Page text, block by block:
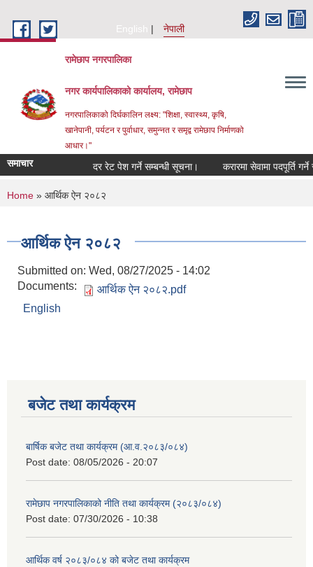
English
नेपाली
रामेछाप नगरपालिका
नगर कार्यपालिकाको कार्यालय, रामेछाप
नगरपालिकाको दिर्घकालिन लक्ष्य: "शिक्षा, स्वास्थ्य, कृषि,
खानेपानी, पर्यटन र पुर्वाधार, समुन्नत र समृद्व रामेछाप निर्माणको
आधार।"
समाचार दर रेट पेश गर्ने सम्बन्धी सूचना। करारमा सेवामा पदपूर्ति गर्ने
You are here
Home » आर्थिक ऐन २०८२
आर्थिक ऐन २०८२
Submitted on: Wed, 08/27/2025 - 14:02
Documents:
आर्थिक ऐन २०८२.pdf
English
बजेट तथा कार्यक्रम
बार्षिक बजेट तथा कार्यक्रम (आ.व.२०८३/०८४)
Post date: 08/05/2026 - 20:07
रामेछाप नगरपालिकाको नीति तथा कार्यक्रम (२०८३/०८४)
Post date: 07/30/2026 - 10:38
आर्थिक वर्ष २०८३/०८४ को बजेट तथा कार्यक्रम